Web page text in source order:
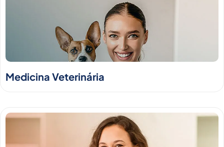
Medicina Veterinária